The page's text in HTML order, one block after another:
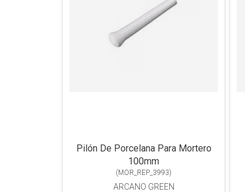
Pilón De Porcelana Para Mortero
100mm
(MOR_REP_3993)
ARCANO GREEN